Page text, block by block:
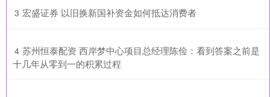
3 ​宏盛证券 以旧换新国补资金如何抵达消费者
4 ​苏州恒泰配资 西岸梦中心项目总经理陈俭：看到答案之前是
十几年从零到一的积累过程